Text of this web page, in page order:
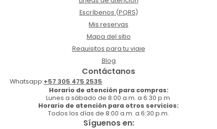
Escríbenos (PQRS)
Mis reservas
Mapa del sitio
Requisitos para tu viaje
Blog
Contáctanos
Whatsapp:+57 305 475 2535
Horario de atención para compras:
Lunes a sábado de 8:00 a.m. a 6:30 p.m.
Horario de atención para otros servicios:
Todos los días de 8:00 a.m. a 6:30 p.m.
Síguenos en: